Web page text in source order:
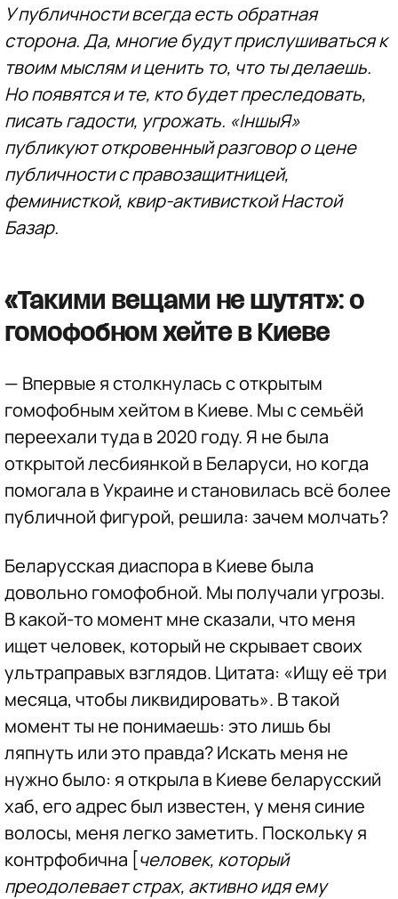
У публичности всегда есть обратная
сторона. Да, многие будут прислушиваться к
твоим мыслям и ценить то, что ты делаешь.
Но появятся и те, кто будет преследовать,
писать гадости, угрожать. «ІншыЯ»
публикуют откровенный разговор о цене
публичности с правозащитницей,
феминисткой, квир-активисткой Настой
Базар.
«Такими вещами не шутят»: о
гомофобном хейте в Киеве
— Впервые я столкнулась с открытым
гомофобным хейтом в Киеве. Мы с семьёй
переехали туда в 2020 году. Я не была
открытой лесбиянкой в Беларуси, но когда
помогала в Украине и становилась всё более
публичной фигурой, решила: зачем молчать?
Беларусская диаспора в Киеве была
довольно гомофобной. Мы получали угрозы.
В какой-то момент мне сказали, что меня
ищет человек, который не скрывает своих
ультраправых взглядов. Цитата: «Ищу её три
месяца, чтобы ликвидировать». В такой
момент ты не понимаешь: это лишь бы
ляпнуть или это правда? Искать меня не
нужно было: я открыла в Киеве беларусский
хаб, его адрес был известен, у меня синие
волосы, меня легко заметить. Поскольку я
контрфобична [человек, который
преодолевает страх, активно идя ему